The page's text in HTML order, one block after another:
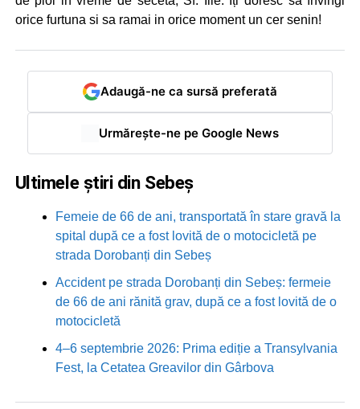
orice furtuna si sa ramai in orice moment un cer senin!
Adaugă-ne ca sursă preferată
Urmărește-ne pe Google News
Ultimele știri din Sebeș
Femeie de 66 de ani, transportată în stare gravă la
spital după ce a fost lovită de o motocicletă pe
strada Dorobanți din Sebeș
Accident pe strada Dorobanți din Sebeș: fermeie
de 66 de ani rănită grav, după ce a fost lovită de o
motocicletă
4–6 septembrie 2026: Prima ediție a Transylvania
Fest, la Cetatea Greavilor din Gârbova